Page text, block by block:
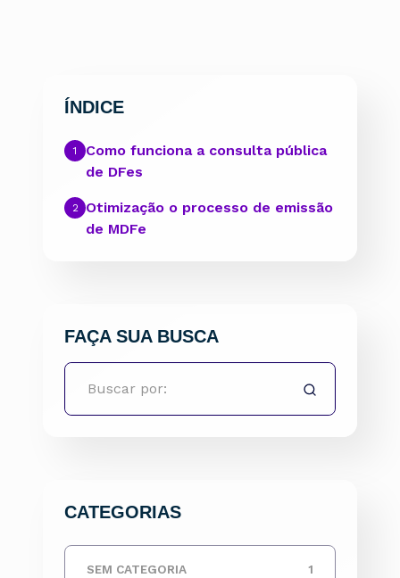
ÍNDICE
Como funciona a consulta pública
de DFes
Otimização o processo de emissão
de MDFe
FAÇA SUA BUSCA
CATEGORIAS
SEM CATEGORIA 1